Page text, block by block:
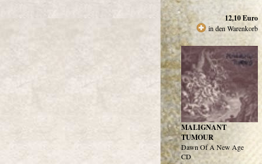
12,10Euro
in den Warenkorb
MALIGNANT
TUMOUR
Dawn Of A New Age
CD